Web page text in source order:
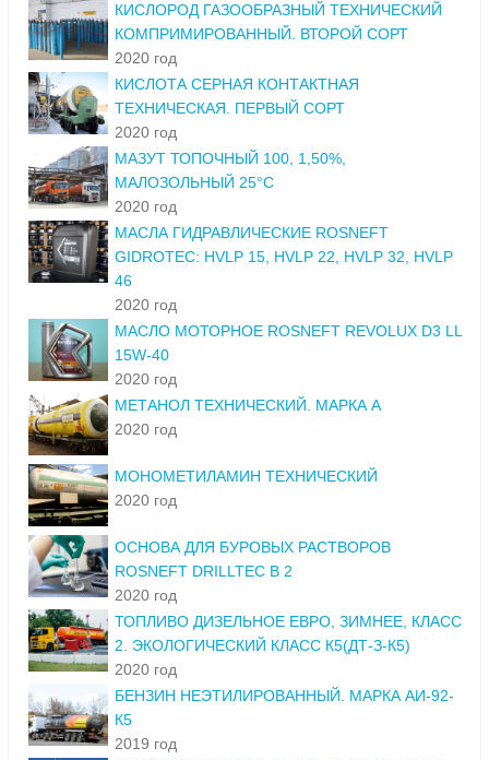
КИСЛОРОД ГАЗООБРАЗНЫЙ ТЕХНИЧЕСКИЙ
КОМПРИМИРОВАННЫЙ. ВТОРОЙ СОРТ
2020 год
КИСЛОТА СЕРНАЯ КОНТАКТНАЯ
ТЕХНИЧЕСКАЯ. ПЕРВЫЙ СОРТ
2020 год
МАЗУТ ТОПОЧНЫЙ 100, 1,50%,
МАЛОЗОЛЬНЫЙ 25°С
2020 год
МАСЛА ГИДРАВЛИЧЕСКИЕ ROSNEFT
GIDROTEC: HVLP 15, HVLP 22, HVLP 32, HVLP
46
2020 год
МАСЛО МОТОРНОЕ ROSNEFT REVOLUX D3 LL
15W-40
2020 год
МЕТАНОЛ ТЕХНИЧЕСКИЙ. МАРКА А
2020 год
МОНОМЕТИЛАМИН ТЕХНИЧЕСКИЙ
2020 год
ОСНОВА ДЛЯ БУРОВЫХ РАСТВОРОВ
ROSNEFT DRILLTEC B 2
2020 год
ТОПЛИВО ДИЗЕЛЬНОЕ ЕВРО, ЗИМНЕЕ, КЛАСС
2. ЭКОЛОГИЧЕСКИЙ КЛАСС К5(ДТ-З-К5)
2020 год
БЕНЗИН НЕЭТИЛИРОВАННЫЙ. МАРКА АИ-92-
К5
2019 год